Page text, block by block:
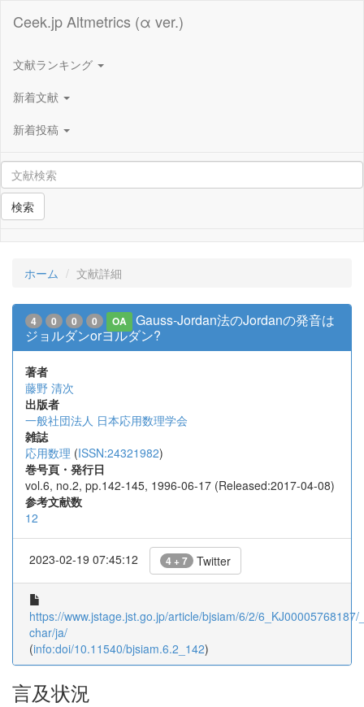
Ceek.jp Altmetrics (α ver.)
文献ランキング
新着文献
新着投稿
検索
ホーム 文献詳細
4 0 0 0 OA
Gauss-Jordan法のJordanの発音は
ジョルダンorヨルダン?
著者
藤野 清次
出版者
一般社団法人 日本応用数理学会
雑誌
応用数理 (ISSN:24321982)
巻号頁・発行日
vol.6, no.2, pp.142-145, 1996-06-17 (Released:2017-04-08)
参考文献数
12
2023-02-19 07:45:12 4 + 7 Twitter
https://www.jstage.jst.go.jp/article/bjsiam/6/2/6_KJ00005768187/
char/ja/
(info:doi/10.11540/bjsiam.6.2_142)
言及状況